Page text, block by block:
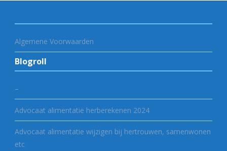
Algemene Voorwaarden
Blogroll
–
Advocaat alimentatie herberekenen 2024
Advocaat alimentatie wijzigen bij hertrouwen, samenwonen
etc